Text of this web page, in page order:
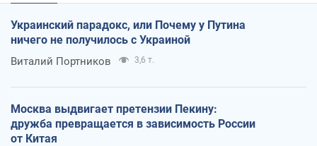
Украинский парадокс, или Почему у Путина
ничего не получилось с Украиной
Виталий Портников 3,6 т.
Москва выдвигает претензии Пекину:
дружба превращается в зависимость России
от Китая